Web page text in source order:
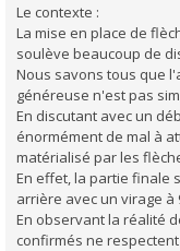
Le contexte :
La mise en place de
soulève beaucoup de
Nous savons tous que
généreuse n'est pas
En discutant avec un
énormément de mal à
matérialisé par les
En effet, la partie finale
arrière avec un virage à
En observant la réalité
confirmés ne